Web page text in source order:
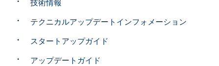
技術情報
テクニカルアップデートインフォメーション
スタートアップガイド
アップデートガイド